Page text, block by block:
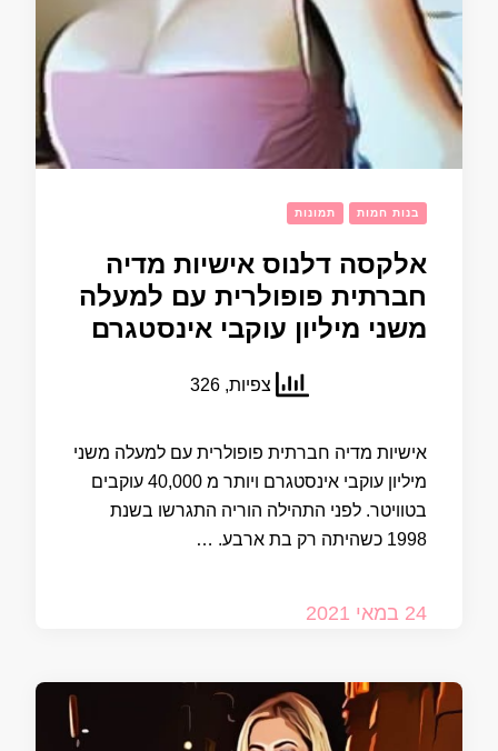
בנות חמות תמונות
אלקסה דלנוס אישיות מדיה
חברתית פופולרית עם למעלה
משני מיליון עוקבי אינסטגרם
צפיות, 326
אישיות מדיה חברתית פופולרית עם למעלה משני
מיליון עוקבי אינסטגרם ויותר מ 40,000 עוקבים
בטוויטר. לפני התהילה הוריה התגרשו בשנת
1998 כשהיתה רק בת ארבע. …
24 במאי 2021